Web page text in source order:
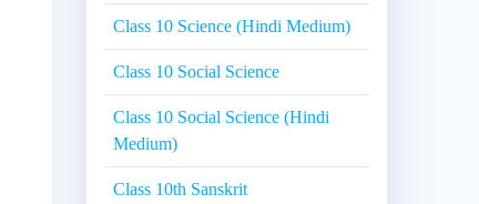
Class 10 Science (Hindi Medium)
Class 10 Social Science
Class 10 Social Science (Hindi
Medium)
Class 10th Sanskrit